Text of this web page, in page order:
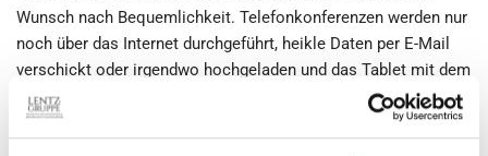
Wunsch nach Bequemlichkeit. Telefonkonferenzen werden nur
noch über das Internet durchgeführt, heikle Daten per E-Mail
verschickt oder irgendwo hochgeladen und das Tablet mit dem
Firmenzugang für Minuten unbeachtet auf dem Restauranttisch
liegen gelassen. Die beste Lauschabwehr ist daher, das eigene